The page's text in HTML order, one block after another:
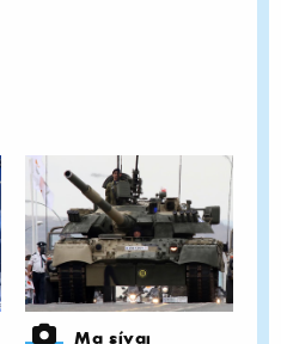
Μα είναι